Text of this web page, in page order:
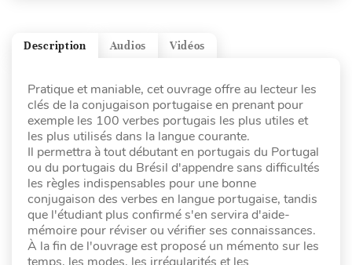
Vidéos
Audios
Description
Pratique et maniable, cet ouvrage offre au lecteur les
clés de la conjugaison portugaise en prenant pour
exemple les 100 verbes portugais les plus utiles et
les plus utilisés dans la langue courante.
Il permettra à tout débutant en portugais du Portugal
ou du portugais du Brésil d'appendre sans difficultés
les règles indispensables pour une bonne
conjugaison des verbes en langue portugaise, tandis
que l'étudiant plus confirmé s'en servira d'aide-
mémoire pour réviser ou vérifier ses connaissances.
À la fin de l'ouvrage est proposé un mémento sur les